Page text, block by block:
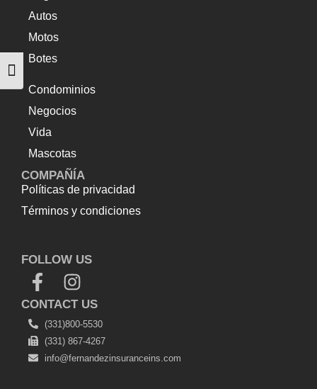
Alternar tamaño de letra
Autos
Motos
Botes
Condominios
Negocios
Vida
Mascotas
COMPAÑÍA
Políticas de privacidad
Términos y condiciones
FOLLOW US
CONTACT US
(331)800-5530
(331) 867-4267
info@fernandezinsuranceins.com